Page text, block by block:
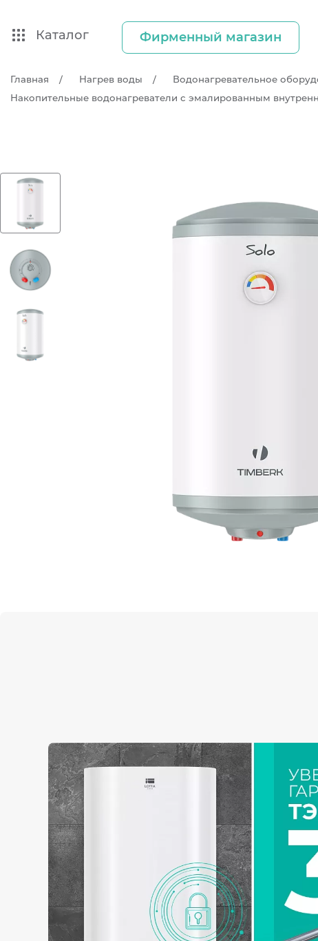
Каталог Фирменный магазин
Главная Нагрев воды Водонагревательное
Накопительные водонагреватели с эмалированным